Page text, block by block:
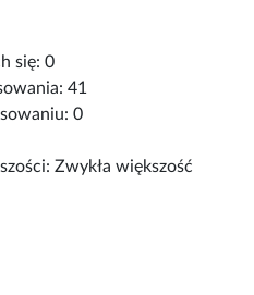
się: 0
41
0
Zwykła większość